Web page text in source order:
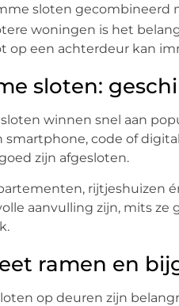
sloten gecombineerd
woningen is het
op een achterdeur kan
sloten:
winnen snel aan
smartphone, code of
zijn afgesloten.
rijtjeshuizen
aanvulling zijn, mits
ramen en
op deuren zijn